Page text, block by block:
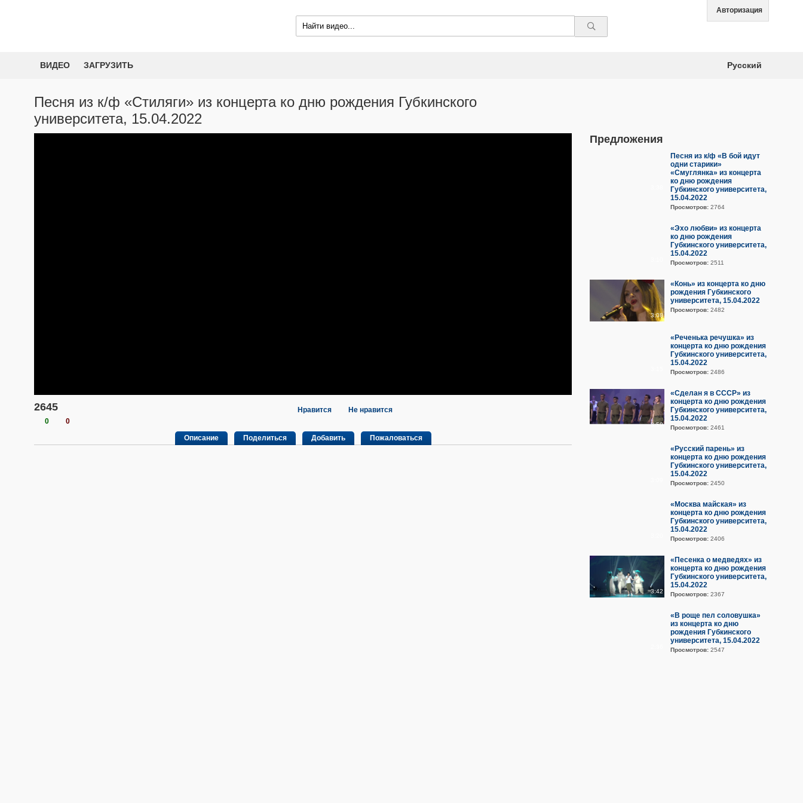
Авторизация
ВИДЕО ЗАГРУЗИТЬ Русский
Песня из к/ф «Стиляги» из концерта ко дню рождения Губкинского
университета, 15.04.2022
2645
0 0
Нравится Не нравится
Описание Поделиться Добавить Пожаловаться
Предложения
Песня из к/ф «В бой идут
одни старики»
«Смуглянка» из концерта
ко дню рождения
Губкинского университета,
15.04.2022
Просмотров: 2764
«Эхо любви» из концерта
ко дню рождения
Губкинского университета,
15.04.2022
Просмотров: 2511
3:08
«Конь» из концерта ко дню
рождения Губкинского
университета, 15.04.2022
Просмотров: 2482
«Реченька речушка» из
концерта ко дню рождения
Губкинского университета,
15.04.2022
Просмотров: 2486
3:59
«Сделан я в СССР» из
концерта ко дню рождения
Губкинского университета,
15.04.2022
Просмотров: 2461
«Русский парень» из
концерта ко дню рождения
Губкинского университета,
15.04.2022
Просмотров: 2450
«Москва майская» из
концерта ко дню рождения
Губкинского университета,
15.04.2022
Просмотров: 2406
3:42
«Песенка о медведях» из
концерта ко дню рождения
Губкинского университета,
15.04.2022
Просмотров: 2367
«В роще пел соловушка»
из концерта ко дню
рождения Губкинского
университета, 15.04.2022
Просмотров: 2547